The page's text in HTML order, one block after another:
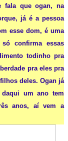
fala que ogan, na
já é a pessoa
esse dom, é uma
confirma essas
todinho pra
pra eles pra
deles. Ogan já
um ano tem
anos, aí vem a